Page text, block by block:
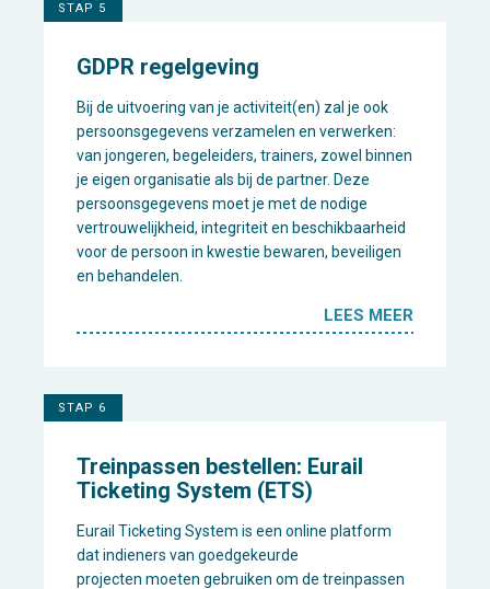
STAP 5
GDPR regelgeving
Bij de uitvoering van je activiteit(en) zal je ook
persoonsgegevens verzamelen en verwerken:
van jongeren, begeleiders, trainers, zowel binnen
je eigen organisatie als bij de partner. Deze
persoonsgegevens moet je met de nodige
vertrouwelijkheid, integriteit en beschikbaarheid
voor de persoon in kwestie bewaren, beveiligen
en behandelen.
LEES MEER
STAP 6
Treinpassen bestellen: Eurail
Ticketing System (ETS)
Eurail Ticketing System is een online platform
dat indieners van goedgekeurde
projecten moeten gebruiken om de treinpassen